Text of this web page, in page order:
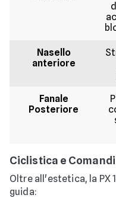
Nasello
anteriore
Fanale
Posteriore
Ciclistica e Comandi
Oltre all'estetica, la PX
guida: